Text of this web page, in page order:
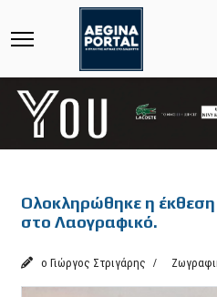
Ολοκληρώθηκε η
στο Λαογραφικό.
ο Γιώργος Στριγάρης